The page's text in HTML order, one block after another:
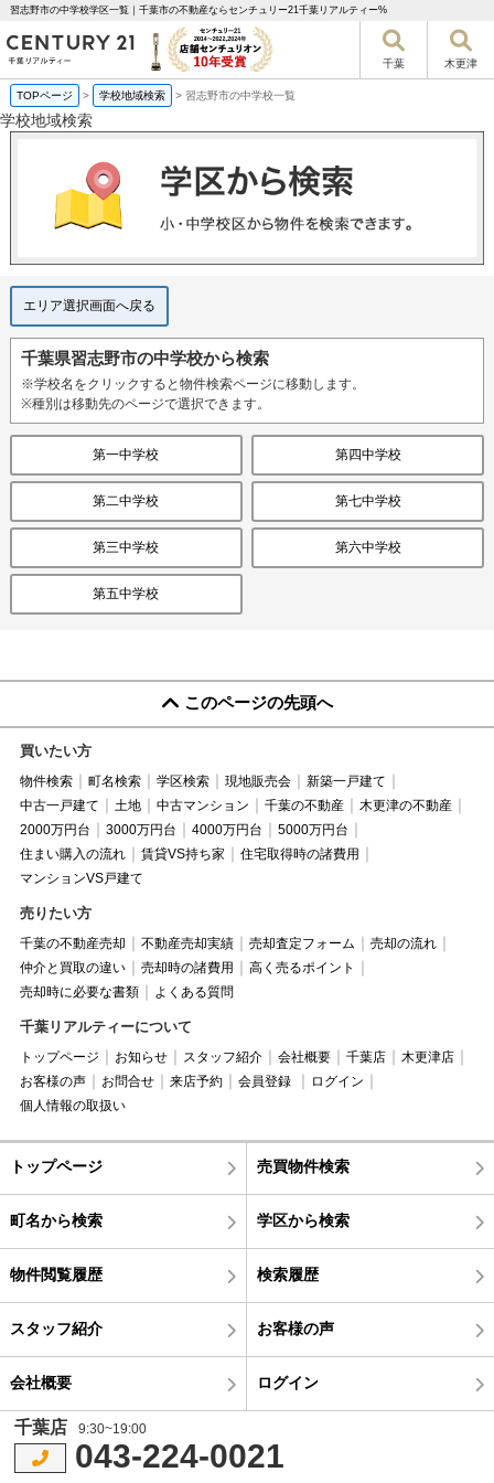
習志野市の中学校学区一覧｜千葉市の不動産ならセンチュリー21千葉リアルティー%
千葉 木更津
TOPページ > 学校地域検索 > 習志野市の中学校一覧
学校地域検索
エリア選択画面へ戻る
千葉県習志野市の中学校から検索
※学校名をクリックすると物件検索ページに移動します。
※種別は移動先のページで選択できます。
第一中学校 第四中学校
第二中学校 第七中学校
第三中学校 第六中学校
第五中学校
このページの先頭へ
買いたい方
物件検索 町名検索 学区検索 現地販売会
新築一戸建て
中古一戸建て
土地 中古マンション 千葉の不動産
木更津の不動産
2000万円台
3000万円台 4000万円台
5000万円台
住まい購入の流れ
賃貸VS持ち家
住宅取得時の諸費用
マンションVS戸建て
売りたい方
千葉の不動産売却 不動産売却実績 売却査定フォーム
売却の流れ
仲介と買取の違い
売却時の諸費用
高く売るポイント
売却時に必要な書類
よくある質問
千葉リアルティーについて
トップページ お知らせ スタッフ紹介 会社概要 千葉店
木更津店
お客様の声
お問合せ 来店予約 会員登録
ログイン
個人情報の取扱い
トップページ 売買物件検索
町名から検索 学区から検索
物件閲覧履歴 検索履歴
スタッフ紹介 お客様の声
会社概要 ログイン
千葉店 9:30~19:00
043-224-0021